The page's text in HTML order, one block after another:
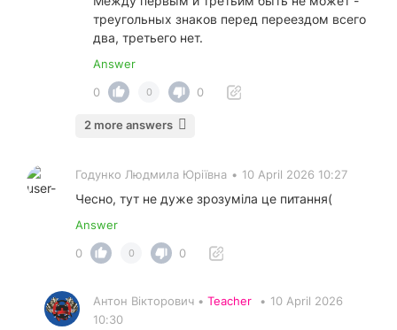
треугольных знаков перед переездом всего
два, третьего нет.
Answer
0
0 0
2 more answers
Годунко Людмила Юріївна • 10 April 2026 10:27
Чесно, тут не дуже зрозуміла це питання(
Answer
0
0 0
Антон Вікторович • Teacher • 10 April 2026
10:30